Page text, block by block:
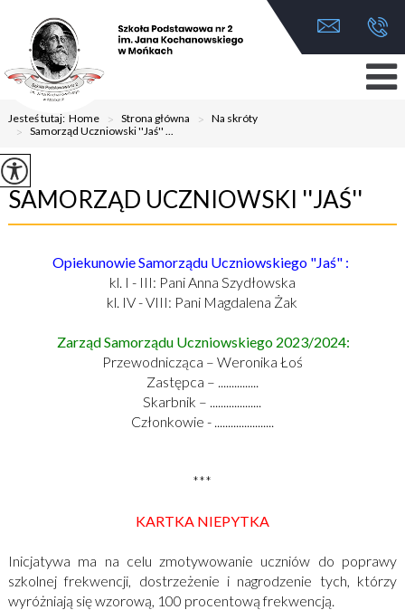
Jesteś tutaj: Home > Strona główna > Na skróty
> Samorząd Uczniowski ''Jaś'' ...
SAMORZĄD UCZNIOWSKI ''JAŚ''
Opiekunowie Samorządu Uczniowskiego "Jaś" :
kl. I - III: Pani Anna Szydłowska
kl. IV - VIII: Pani Magdalena Żak
Zarząd Samorządu Uczniowskiego 2023/2024:
Przewodnicząca – Weronika Łoś
Zastępca – ...............
Skarbnik – ...................
Członkowie - ......................
***
KARTKA NIEPYTKA
Inicjatywa ma na celu zmotywowanie uczniów do poprawy
szkolnej frekwencji, dostrzeżenie i nagrodzenie tych, którzy
wyróżniają się wzorową, 100 procentową frekwencją.